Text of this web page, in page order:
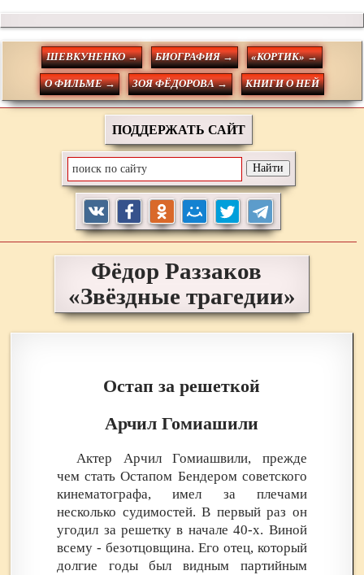
ШЕВКУНЕНКО → БИОГРАФИЯ → «КОРТИК» →
О ФИЛЬМЕ → ЗОЯ ФЁДОРОВА → КНИГИ О НЕЙ
ПОДДЕРЖАТЬ САЙТ
Фёдор Раззаков
«Звёздные трагедии»
Остап за решеткой
Арчил Гомиашили
Актер Арчил Гомиашвили, прежде
чем стать Остапом Бендером советского
кинематографа, имел за плечами
несколько судимостей. В первый раз он
угодил за решетку в начале 40-х. Виной
всему - безотцовщина. Его отец, который
долгие годы был видным партийным